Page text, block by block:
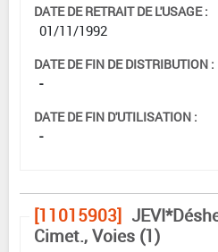
DATE DE RETRAIT DE L'USAGE :
01/11/1992
DATE DE FIN DE DISTRIBUTION :
-
DATE DE FIN D'UTILISATION :
-
[11015903]
Cimet., Voies (1)